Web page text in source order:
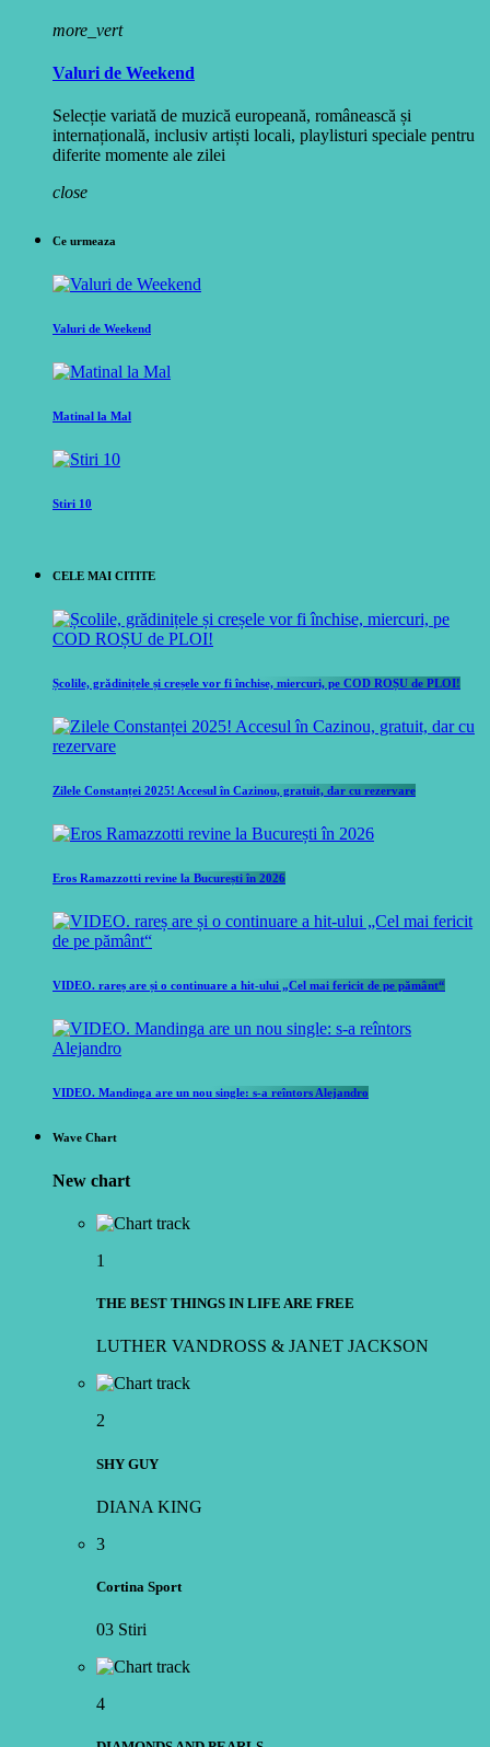
more_vert
Valuri de Weekend
Selecție variată de muzică europeană, românească și
internațională, inclusiv artiști locali, playlisturi speciale pentru
diferite momente ale zilei
close
Ce urmeaza
Valuri de Weekend
Matinal la Mal
Stiri 10
CELE MAI CITITE
Școlile, grădinițele și creșele vor fi închise, miercuri, pe COD ROȘU de PLOI!
Zilele Constanței 2025! Accesul în Cazinou, gratuit, dar cu rezervare
Eros Ramazzotti revine la București în 2026
VIDEO. rareș are și o continuare a hit-ului „Cel mai fericit de pe pământ“
VIDEO. Mandinga are un nou single: s-a reîntors Alejandro
Wave Chart
New chart
1
THE BEST THINGS IN LIFE ARE FREE
LUTHER VANDROSS & JANET JACKSON
2
SHY GUY
DIANA KING
3
Cortina Sport
03 Stiri
4